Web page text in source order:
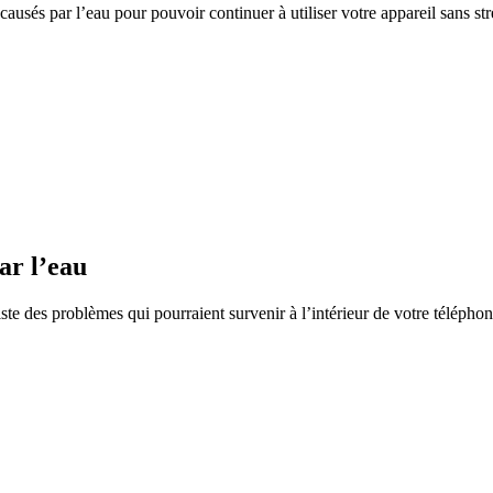
par l’eau pour pouvoir continuer à utiliser votre appareil sans
l’eau
des problèmes qui pourraient survenir à l’intérieur de votre